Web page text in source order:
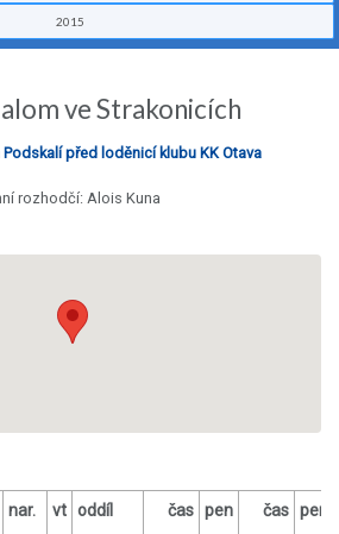
2015
ve Strakonicích
Podskalí před loděnicí klubu KK Otava
rozhodčí: Alois Kuna
nar. vt oddíl čas pen čas pen